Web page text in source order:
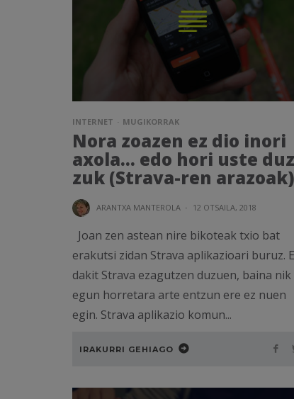
INTERNET MUGIKORRAK
Nora zoazen ez dio inori
axola… edo hori uste
zuk (Strava-ren arazoak)
ARANTXA MANTEROLA · 12 OTSAILA, 2018
Joan zen astean nire bikoteak txio bat
erakutsi zidan Strava aplikazioari buruz.
dakit Strava ezagutzen duzuen, baina nik
egun horretara arte entzun ere ez nuen
egin. Strava aplikazio komun...
IRAKURRI GEHIAGO